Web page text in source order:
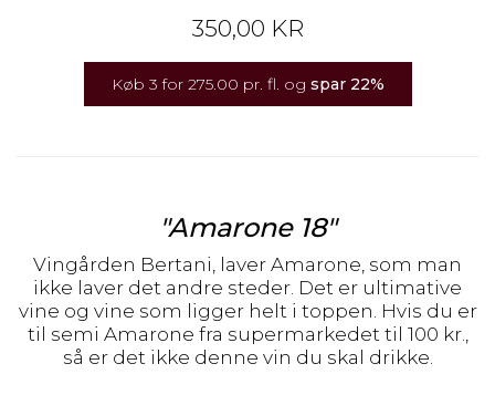
350,00 KR
Køb 3 for 275.00 pr. fl. og spar 22%
"Amarone 18"
Vingården Bertani, laver Amarone, som man
ikke laver det andre steder. Det er ultimative
vine og vine som ligger helt i toppen. Hvis du er
til semi Amarone fra supermarkedet til 100 kr.,
så er det ikke denne vin du skal drikke.